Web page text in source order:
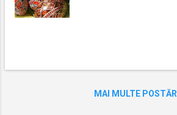
MAI MULTE POSTĂRI